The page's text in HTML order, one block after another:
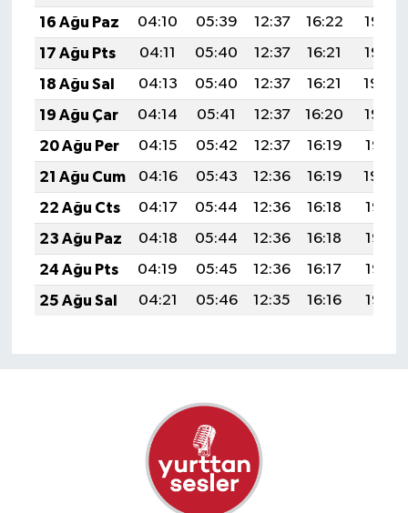
16 Ağu Paz
04:10 05:39 12:37 16:22
19:26
17 Ağu Pts
04:11 05:40 12:37 16:21
19:25
18 Ağu Sal
04:13 05:40 12:37 16:21
19:24
19 Ağu Çar
04:14 05:41 12:37 16:20
19:22
20 Ağu Per
04:15 05:42 12:37 16:19
19:21
21 Ağu Cum
04:16 05:43 12:36 16:19
19:20
22 Ağu Cts
04:17 05:44 12:36 16:18
19:19
23 Ağu Paz
04:18 05:44 12:36 16:18
19:17
24 Ağu Pts
04:19 05:45 12:36 16:17
19:16
25 Ağu Sal
04:21 05:46 12:35 16:16 19:14